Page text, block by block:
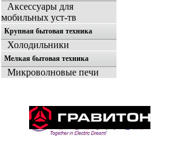
Аксессуары для
мобильных уст-тв
Крупная бытовая техника
Холодильники
Мелкая бытовая техника
Микроволновые печи